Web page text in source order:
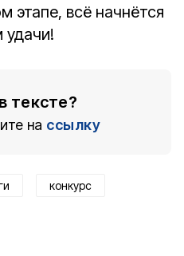
этапе, всё начнётся
тексте?
на ссылку
конкурс